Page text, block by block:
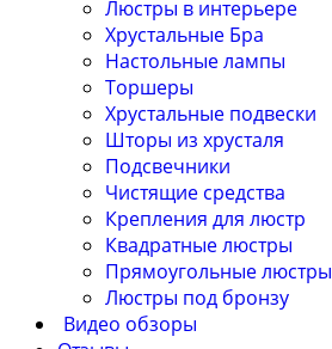
Люстры в интерьере
Хрустальные Бра
Настольные лампы
Торшеры
Хрустальные подвески
Шторы из хрусталя
Подсвечники
Чистящие средства
Крепления для люстр
Квадратные люстры
Прямоугольные люстры
Люстры под бронзу
Видео обзоры